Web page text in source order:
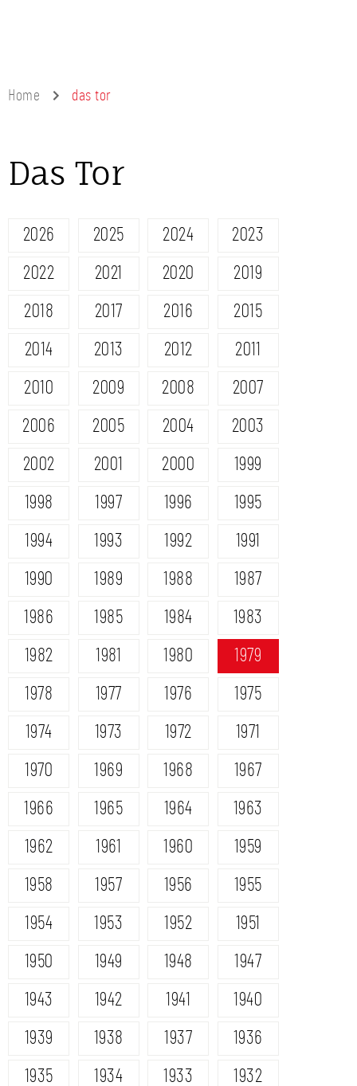
Home das tor
Das Tor
2026 2025 2024
2023
2022
2021 2020
2019
2018
2017 2016
2015
2014
2013 2012
2011
2010
2009 2008
2007
2006
2005 2004
2003
2002
2001 2000
1999
1998
1997 1996
1995
1994
1993 1992
1991
1990
1989 1988
1987
1986
1985 1984
1983
1982
1981 1980
1979
1978
1977 1976
1975
1974
1973 1972
1971
1970
1969 1968
1967
1966
1965 1964
1963
1962
1961 1960
1959
1958
1957 1956
1955
1954
1953 1952
1951
1950
1949 1948
1947
1943
1942 1941
1940
1939
1938 1937
1936
1935
1934 1933 1932